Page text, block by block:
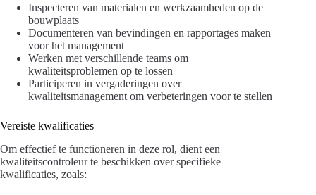
Inspecteren van materialen en werkzaamheden op de
bouwplaats
Documenteren van bevindingen en rapportages maken
voor het management
Werken met verschillende teams om
kwaliteitsproblemen op te lossen
Participeren in vergaderingen over
kwaliteitsmanagement om verbeteringen voor te stellen
Vereiste kwalificaties
Om effectief te functioneren in deze rol, dient een
kwaliteitscontroleur te beschikken over specifieke
kwalificaties, zoals: